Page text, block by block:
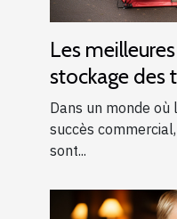
Les
stockage des
Dans un monde
succès
sont...